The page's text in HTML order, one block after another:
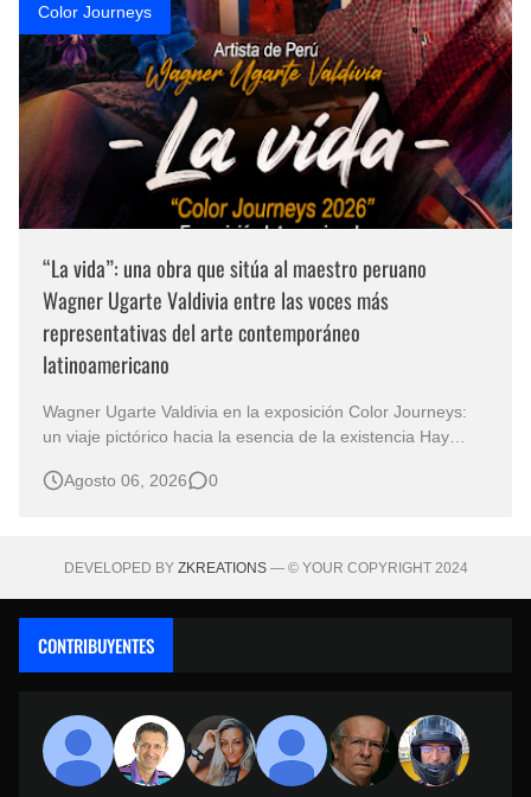
Color Journeys
“La vida”: una obra que sitúa al maestro peruano
Wagner Ugarte Valdivia entre las voces más
representativas del arte contemporáneo
latinoamericano
Wagner Ugarte Valdivia en la exposición Color Journeys:
un viaje pictórico hacia la esencia de la existencia Hay
aquello que permanece oculto en la conciencia humana.
Agosto 06, 2026 0
DEVELOPED BY ZKREATIONS— © YOUR COPYRIGHT 2024
CONTRIBUYENTES